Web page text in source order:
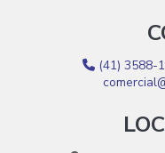
Grãos De Plástico
Grãos De Plástico Cristal
Grãos De Plástico Cristal
Grãos De Plástico Para
(41) 3588-